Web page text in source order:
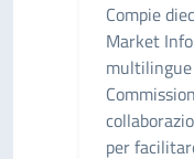
Compie
Market
per